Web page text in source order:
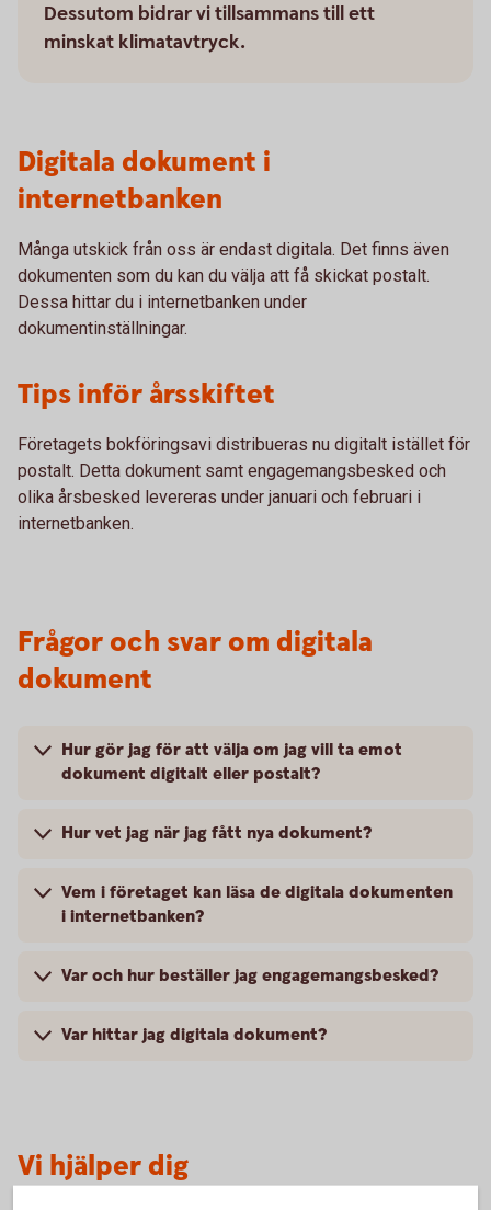
Dessutom bidrar vi tillsammans till ett
minskat klimatavtryck.
Digitala dokument i
internetbanken
Många utskick från oss är endast digitala. Det finns även
dokumenten som du kan du välja att få skickat postalt.
Dessa hittar du i internetbanken under
dokumentinställningar.
Tips inför årsskiftet
Företagets bokföringsavi distribueras nu digitalt istället för
postalt. Detta dokument samt engagemangsbesked och
olika årsbesked levereras under januari och februari i
internetbanken.
Frågor och svar om digitala
dokument
Hur gör jag för att välja om jag vill ta emot
dokument digitalt eller postalt?
Hur vet jag när jag fått nya dokument?
Vem i företaget kan läsa de digitala dokumenten
i internetbanken?
Var och hur beställer jag engagemangsbesked?
Var hittar jag digitala dokument?
Vi hjälper dig